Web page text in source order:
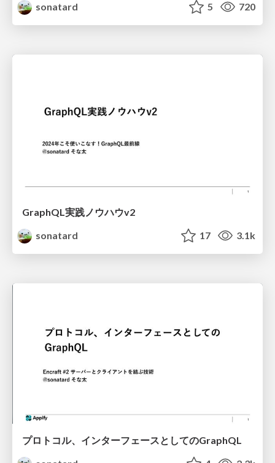
sonatard
5 720
GraphQL実践ノウハウv2
sonatard
17 3.1k
プロトコル、インターフェースとしてのGraphQL